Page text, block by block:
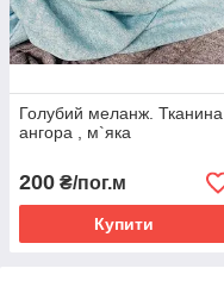
Голубий меланж. Тканина
ангора , м`яка
200 ₴/пог.м
Купити